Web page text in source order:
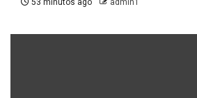
53 minutos ago admin1